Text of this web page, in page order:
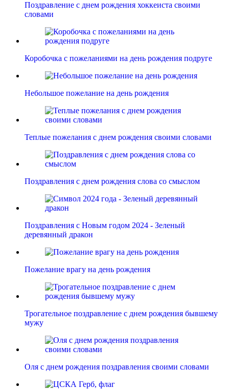
Поздравление с днем рождения хоккеиста своими
словами
Коробочка с пожеланиями на день рождения подруге
Небольшое пожелание на день рождения
Теплые пожелания с днем рождения своими словами
Поздравления с днем рождения слова со смыслом
Поздравления с Новым годом 2024 - Зеленый
деревянный дракон
Пожелание врагу на день рождения
Трогательное поздравление с днем рождения бывшему
мужу
Оля с днем рождения поздравления своими словами